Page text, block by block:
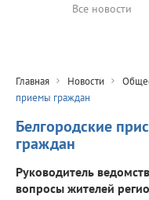
Все новости
Главная Новости
приемы граждан
Белгородские
граждан
Руководитель
вопросы жителей